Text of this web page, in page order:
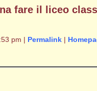
fare il liceo
pm | Permalink|